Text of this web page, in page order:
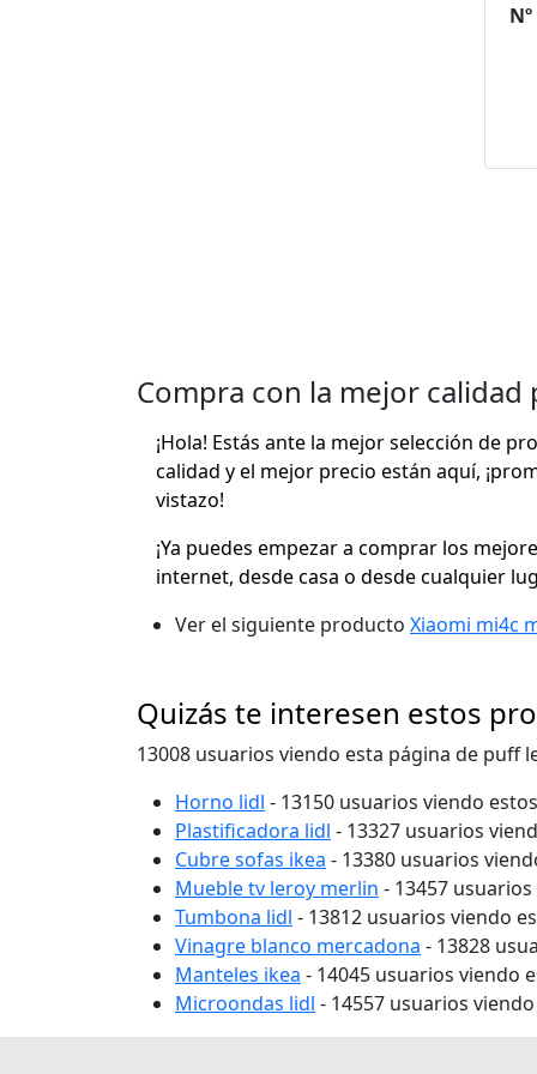
Compra con la mejor calidad
¡Hola! Estás ante la mejor selección de
calidad y el mejor precio están aquí,
vistazo!
¡Ya puedes empezar a comprar los
internet, desde casa o desde cualquier
Ver el siguiente producto Xiaomi mi4c
Quizás te interesen estos
13008 usuarios viendo esta página de puff
Horno lidl - 13150 usuarios viendo
Plastificadora lidl - 13327 usuarios
Cubre sofas ikea - 13380 usuarios
Mueble tv leroy merlin - 13457
Tumbona lidl - 13812 usuarios viendo
Vinagre blanco mercadona - 13828
Manteles ikea - 14045 usuarios viendo
Microondas lidl - 14557 usuarios